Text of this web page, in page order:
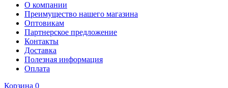
О компании
Преимущество нашего магазина
Оптовикам
Партнерское предложение
Контакты
Доставка
Полезная информация
Оплата
Корзина 0